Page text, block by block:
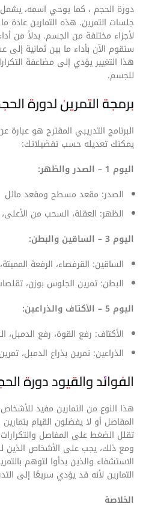
دورة الحجم ، كما يوحي اسمه،
جلسات التمرين. هذه التمارين
هذا التغيير يؤدي إلى مضاعفة
للجسم.
برمجة التمرين لدورة
البرنامج التدريبي المقترح هو عبارة
يمكنك تعديله حسب تفضيلاتك:
اليوم 1 – الصدر والظهر:
الصدر: مقعد مسطح ومقعد مائل
الظهر: العقلة، السحب من الأعلى،
اليوم 3 – الساقين والبطن:
الساقين: القرفصاء، الرفعة
البطن: تمرين الجلوس بوزن،
اليوم 5 – الأكتاف والذراعين:
الأكتاف: رفع القوة، رفع
الذراعين: تمرين بذراع الدمبل،
الفوائد والقيود دورة
هذا النوع من التمارين مفيد
المفاصل أو لا يفضلون القيام
تقلل الضغط على المفاصل
ومع ذلك، يجب على الأشخاص الذين
الاستشفاء والذين بدأوا لتوهم
التمارين لأنه قد يؤدي سريعًا إلى
الخلاصة